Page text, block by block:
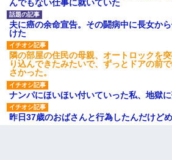
んでもない仕事に就いていた
夫に癌の余命宣告。その闘病中に長女か
けた
隣の部屋の住民の母親、オートロックを
り込んできたみたいで、ずっとドアの前
さかった。
ナンパにほいほい付いていった私、地獄
昨日37歳のおばさんと行為したんだけど